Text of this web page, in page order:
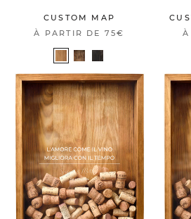
CUSTOM MAP
À PARTIR DE 75€